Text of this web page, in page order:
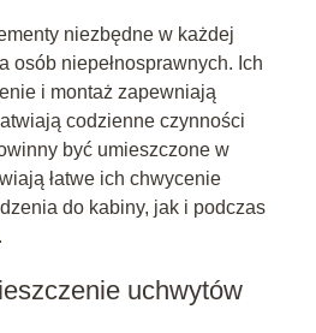
niezbędne w każdej
osób niepełnosprawnych. Ich
i montaż zapewniają
codzienne czynności
być umieszczone w
łatwe ich chwycenie
do kabiny, jak i podczas
uchwytów